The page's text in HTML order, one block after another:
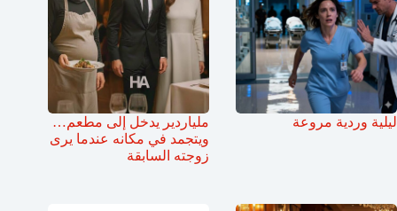
ليلية وردية مروعة
ملياردير يدخل إلى مطعم…
ويتجمد في مكانه عندما يرى
زوجته السابقة